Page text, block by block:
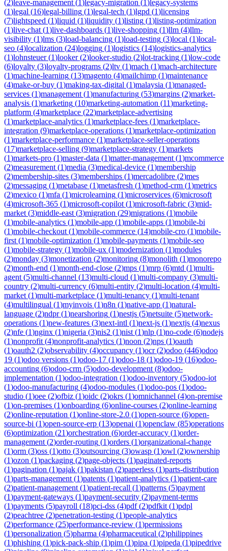
(2)leave-management (1)legacy-migration (1)legacy-systems
(1)legal (16)legal-billing (1)legal-tech (1)lgpd (1)licensing
(7)lightspeed (1)liquid (1)liquidity (1)listing (1)listing-optimization
(1)live-chat (1)live-dashboards (1)live-shopping (1)llm (4)llm-
visibility (1)lms (3)load-balancing (1)load-testing (3)local (1)local-
seo (4)localization (24)logging (1)logistics (14)logistics-analytics
(1)lohnsteuer(1)looker(2)looker-studio (2)lot-tracking (1)low-code
(6)loyalty (3)loyalty-programs (2)ltv (1)mach (1)mach-architecture
(1)machine-learning (13)magento (4)mailchimp (1)maintenance
(4)make-or-buy (1)making-tax-digital (1)malaysia (1)managed-
services (1)management (1)manufacturing (53)margins (2)market-
analysis (1)marketing (10)marketing-automation (11)marketing-
platform (4)marketplace (22)marketplace-advertising
(1)marketplace-analytics (1)marketplace-fees (1)marketplace-
integration (9)marketplace-operations (1)marketplace-optimization
(1)marketplace-performance (1)marketplace-seller-operations
(17)marketplace-selling (9)marketplace-strategy (1)markets
(1)markets-pro (1)master-data (1)matter-management (1)mcommerce
(2)measurement (1)media (3)medical-device (1)membership
(2)membership-sites (3)memberships (1)mercadolibre (2)mes
(2)messaging (1)metabase (1)metasfresh (1)method-crm (1)metrics
(2)mexico (1)mfa (1)microlearning (1)microservices (6)microsoft
(4)microsoft-365 (1)microsoft-copilot (1)microsoft-fabric (3)mid-
market (3)middle-east (3)migration (29)migrations (1)mobile
(1)mobile-analytics (1)mobile-app (1)mobile-apps (1)mobile-bi
(1)mobile-checkout (1)mobile-commerce (14)mobile-cro (1)mobile-
first (1)mobile-optimization (1)mobile-payments (1)mobile-seo
(1)mobile-strategy (1)mobile-ux (1)modernization (1)modules
(2)monday (3)monetization (2)monitoring (8)monolith (1)monorepo
(2)month-end (1)month-end-close (2)mps (1)mrp (6)mtd (1)multi-
agent (5)multi-channel (13)multi-cloud (1)multi-company (3)multi-
country (2)multi-currency (6)multi-entity (2)multi-location (4)multi-
market (1)multi-marketplace (1)multi-tenancy (1)multi-tenant
(4)multilingual (1)myinvois (1)n8n (1)native-app (1)natural-
language (2)ndpr(1)nearshoring (1)nestjs (5)netsuite (5)network-
operations (1)new-features (3)next-intl (1)next-js (1)nextjs (4)nexus
(2)nfe (1)nginx (1)nigeria (3)nis2 (1)nist (1)nlp (1)no-code (6)nodejs
(1)nonprofit (4)nonprofit-analytics (1)noon (2)nps (1)oauth
(1)oauth2 (2)observability (4)occupancy (1)ocr(2)odoo (446)odoo
19 (1)odoo versions (1)odoo-17 (1)odoo-18 (1)odoo-19 (16)odoo-
accounting (6)odoo-crm (5)odoo-development (8)odoo-
implementation (1)odoo-integration (1)odoo-inventory (5)odoo-iot
(1)odoo-manufacturing (4)odoo-modules (1)odoo-pos (1)odoo-
studio (1)oee (2)ofbiz (1)oidc (2)okrs (1)omnichannel (4)on-premise
(1)on-premises (1)onboarding (6)online-courses (2)online-learning
(2)online-reputation (1)online-store-2.0 (1)open-source (6)open-
source-bi (1)open-source-erp (13)openai (1)openclaw (85)operations
(6)optimization (21)orchestration (6)order-accuracy (1)order-
management (2)order-routing (1)orders (1)organizational-change
(1)orm (3)oss (1)otto (3)outsourcing (3)owasp (1)owl (2)ownership
(1)ozon (1)packaging (2)page-objects (1)paginated-reports
(1)pagination (1)pajak (1)pakistan (2)paperless (1)parts-distribution
(1)parts-management (1)patents (1)patient-analytics (1)patient-care
(2)patient-management (1)patient-recall (1)patterns (5)payment
(1)payment-gateways (1)payment-security (2)payment-terms
(1)payments (5)payroll (18)pci-dss (4)pdf(2)pdfkit (1)pdpl
(2)peachtree (2)penetration-testing (1)people-analytics
(2)performance (25)performance-review (1)permissions
(1)personalization (5)pharma (4)pharmaceutical (2)philippines
(1)phishing (1)pick-pack-ship (1)pim (1)pipa (1)pipeda (1)pipedrive